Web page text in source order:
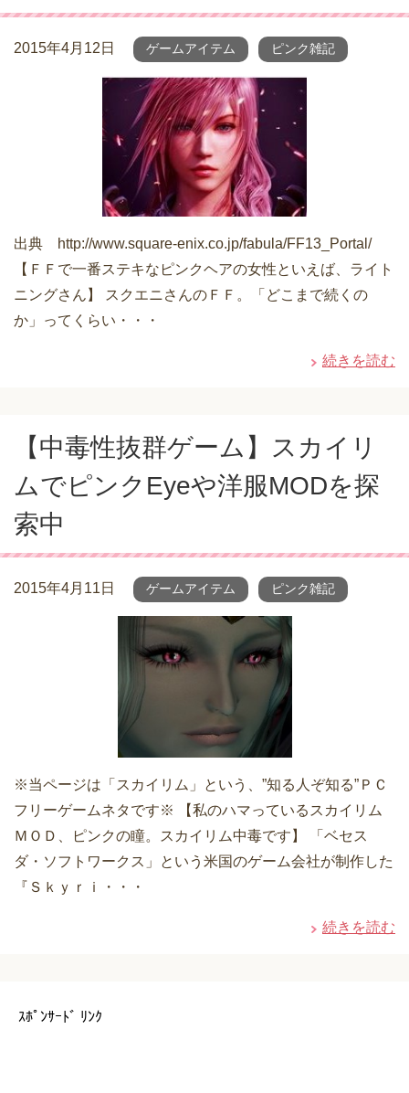
2015年4月12日 ゲームアイテム ピンク雑記
出典 http://www.square-enix.co.jp/fabula/FF13_Portal/
【ＦＦで一番ステキなピンクヘアの女性といえば、ライト
ニングさん】 スクエニさんのＦＦ。「どこまで続くの
か」ってくらい・・・
続きを読む
【中毒性抜群ゲーム】スカイリ
ムでピンクEyeや洋服MODを探
索中
2015年4月11日 ゲームアイテム ピンク雑記
※当ページは「スカイリム」という、”知る人ぞ知る”ＰＣ
フリーゲームネタです※ 【私のハマっているスカイリム
ＭＯＤ、ピンクの瞳。スカイリム中毒です】 「ベセス
ダ・ソフトワークス」という米国のゲーム会社が制作した
『Ｓｋｙｒｉ・・・
続きを読む
ｽﾎﾟﾝｻｰﾄﾞ ﾘﾝｸ